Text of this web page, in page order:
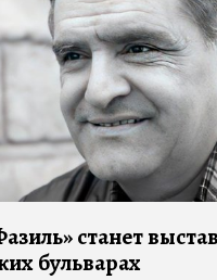
станет
бульварах